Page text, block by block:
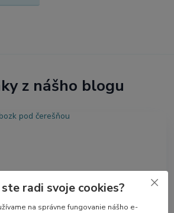
z nášho blogu
radi svoje cookies?
na správne fungovanie nášho e-